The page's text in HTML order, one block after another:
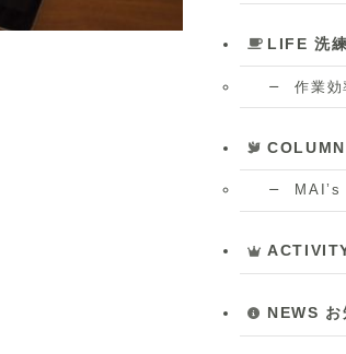
LIFE 洗
作業効
NEWS お